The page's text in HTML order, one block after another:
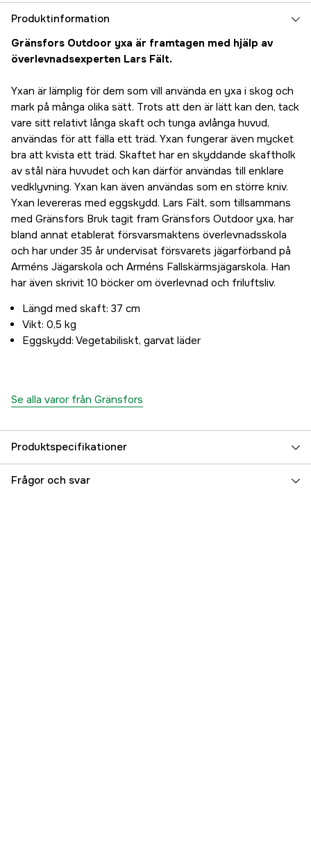
Produktinformation
Gränsfors Outdoor yxa är framtagen med hjälp av
överlevnadsexperten Lars Fält.
Yxan är lämplig för dem som vill använda en yxa i skog och
mark på många olika sätt. Trots att den är lätt kan den, tack
vare sitt relativt långa skaft och tunga avlånga huvud,
användas för att fälla ett träd. Yxan fungerar även mycket
bra att kvista ett träd. Skaftet har en skyddande skaftholk
av stål nära huvudet och kan därför användas till enklare
vedklyvning. Yxan kan även användas som en större kniv.
Yxan levereras med eggskydd. Lars Fält, som tillsammans
med Gränsfors Bruk tagit fram Gränsfors Outdoor yxa, har
bland annat etablerat försvarsmaktens överlevnadsskola
och har under 35 år undervisat försvarets jägarförband på
Arméns Jägarskola och Arméns Fallskärmsjägarskola. Han
har även skrivit 10 böcker om överlevnad och friluftsliv.
Längd med skaft: 37 cm
Vikt: 0,5 kg
Eggskydd: Vegetabiliskt, garvat läder
Se alla varor från Gränsfors
Produktspecifikationer
Längd 37 cm
Frågor och svar